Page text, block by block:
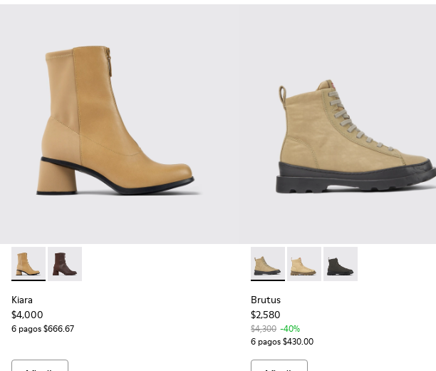
Kiara - K400708-002 - Botines de piel y textil beige para mujer.
Kiara - K400708-005
Kiara
$4,000
6 pagos $666.67
Brutus - K400621-007 - Botines
Brutus - K400621-011 -
Brutus - K400621-010
Brutus
$2,580
$4,300 -40%
6 pagos $430.00